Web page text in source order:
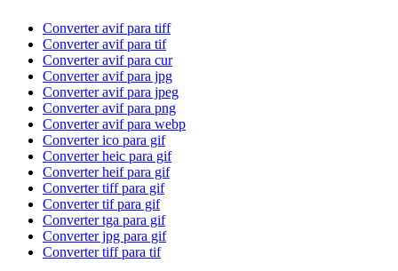
Converter avif para tiff
Converter avif para tif
Converter avif para cur
Converter avif para jpg
Converter avif para jpeg
Converter avif para png
Converter avif para webp
Converter ico para gif
Converter heic para gif
Converter heif para gif
Converter tiff para gif
Converter tif para gif
Converter tga para gif
Converter jpg para gif
Converter tiff para tif